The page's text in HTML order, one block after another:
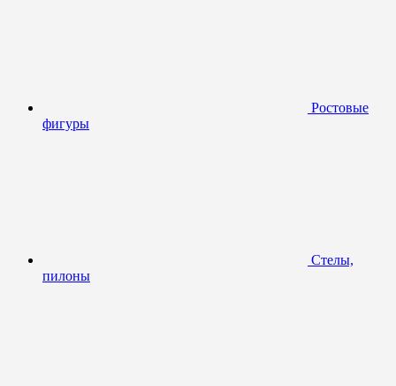
Ростовые
фигуры
Стелы,
пилоны